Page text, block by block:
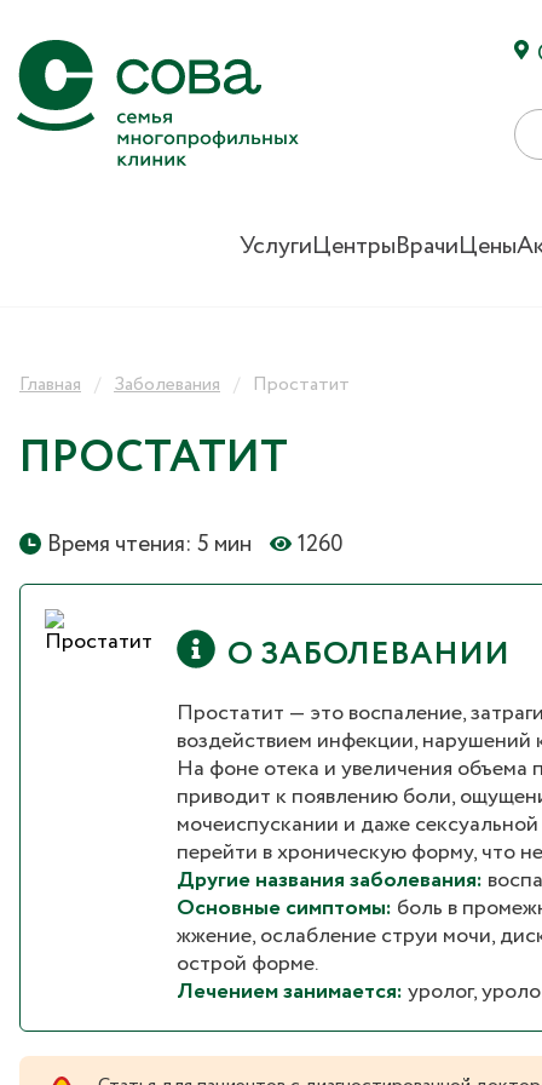
УслугиЦентрыВрачиЦены
Главная Заболевания Простатит
ПРОСТАТИТ
Время чтения: 5 мин 1260
О ЗАБОЛЕВАНИИ
Простатит — это воспаление,
воздействием инфекции, нарушений
На фоне отека и увеличения объема
приводит к появлению боли,
мочеиспускании и даже
перейти в хроническую форму, что
Другие названия заболевания:
Основные симптомы: боль в
жжение, ослабление струи мочи,
острой форме.
Лечением занимается:уролог,